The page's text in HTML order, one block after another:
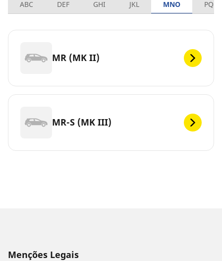
ABC DEF GHI JKL MNO PQRS
MR (MK II)
MR-S (MK III)
Menções Legais